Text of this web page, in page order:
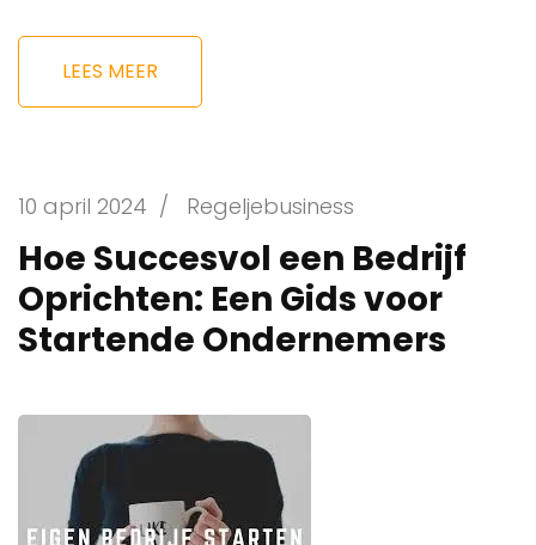
LEES MEER
10 april 2024 / Regeljebusiness
Hoe Succesvol een Bedrijf
Oprichten: Een Gids voor
Startende Ondernemers